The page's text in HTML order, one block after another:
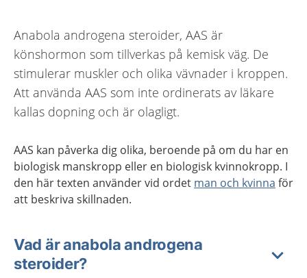
Anabola androgena steroider, AAS är
könshormon som tillverkas på kemisk väg. De
stimulerar muskler och olika vävnader i kroppen.
Att använda AAS som inte ordinerats av läkare
kallas dopning och är olagligt.
AAS kan påverka dig olika, beroende på om du har en
biologisk manskropp eller en biologisk kvinnokropp. I
den här texten använder vid ordet man och kvinna för
att beskriva skillnaden.
Vad är anabola androgena
steroider?